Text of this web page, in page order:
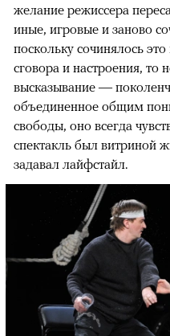
желание режиссера
иные, игровые и заново
поскольку сочинялось
сговора и настроения, то
высказывание —
объединенное общим
свободы, оно всегда
спектакль был витриной
задавал лайфстайл.